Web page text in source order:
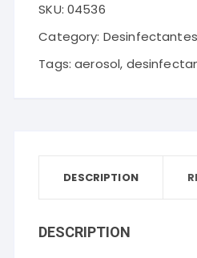
aerosol
(
IGENIX)Aroma
SKU: 04536
Category:
Tags:aerosol,
DESCRIPTION
DESCRIPTION